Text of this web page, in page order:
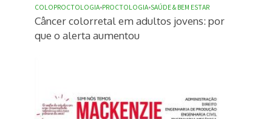
COLOPROCTOLOGIA•PROCTOLOGIA•SAÚDE & BEM ESTAR
Câncer colorretal em adultos jovens: por
que o alerta aumentou